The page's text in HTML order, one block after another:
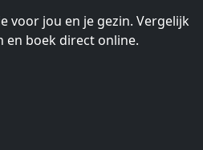
voor jou en je gezin. Vergelijk
en boek direct online.